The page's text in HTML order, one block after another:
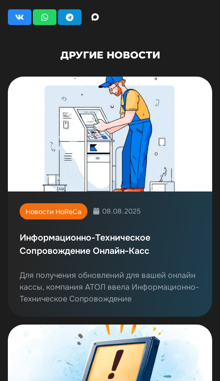
ДРУГИЕ НОВОСТИ
Новости HoReCa 08.08.2025
Информационно-Техническое
Сопровождение Онлайн-Касс
Для получения обновлений для вашей онлайн
кассы, компания АТОЛ ввела Информационно-
Техническое Сопровождение